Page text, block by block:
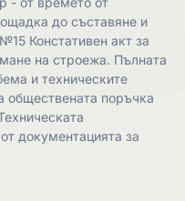
до съставяне и
Констативен акт за
на строежа. Пълната
и техническите
обществената поръчка
документацията за